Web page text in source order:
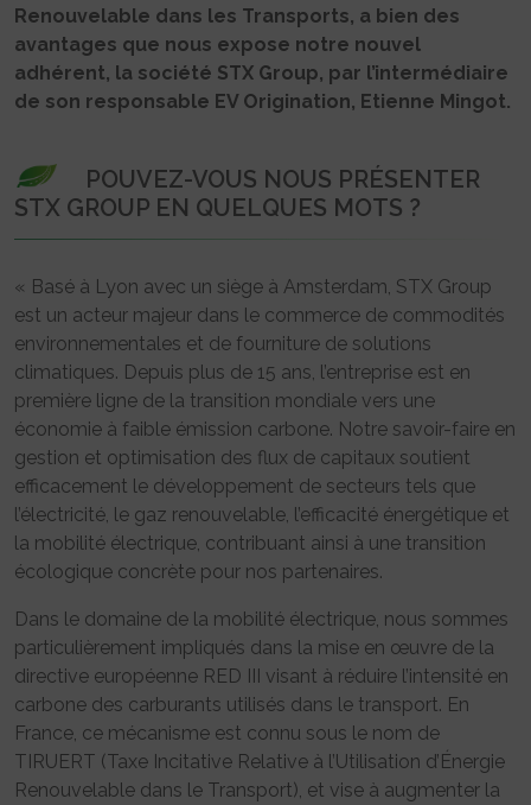
Renouvelable dans les Transports, a bien des
avantages que nous expose notre nouvel
adhérent, la société STX Group, par l’intermédiaire
de son responsable EV Origination, Etienne Mingot.
POUVEZ-VOUS NOUS PRÉSENTER
STX GROUP EN QUELQUES MOTS ?
« Basé à Lyon avec un siège à Amsterdam, STX Group
est un acteur majeur dans le commerce de commodités
environnementales et de fourniture de solutions
climatiques. Depuis plus de 15 ans, l’entreprise est en
première ligne de la transition mondiale vers une
économie à faible émission carbone. Notre savoir-faire en
gestion et optimisation des flux de capitaux soutient
efficacement le développement de secteurs tels que
l’électricité, le gaz renouvelable, l’efficacité énergétique et
la mobilité électrique, contribuant ainsi à une transition
écologique concrète pour nos partenaires.
Dans le domaine de la mobilité électrique, nous sommes
particulièrement impliqués dans la mise en œuvre de la
directive européenne RED III visant à réduire l’intensité en
carbone des carburants utilisés dans le transport. En
France, ce mécanisme est connu sous le nom de
TIRUERT (Taxe Incitative Relative à l’Utilisation d’Énergie
Renouvelable dans le Transport), et vise à augmenter la